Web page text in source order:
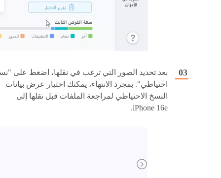
بعد تحديد الصور التي ترغب في نقلها، اضغط على
احتياطي". بمجرد الانتهاء، يمكنك اختيار عرض بيانات
النسخ الاحتياطي لمراجعة الملفات قبل نقلها إلى
iPhone 16e.